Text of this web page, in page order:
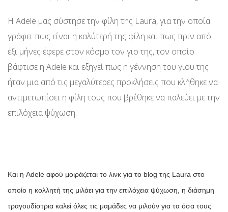
H Adele μας σύστησε την φίλη της Laura, για την οποία
γράφει πως είναι η καλύτερή της φίλη και πως πριν από
έξι μήνες έφερε στον κόσμο τον γιο της, τον οποίο
βάφτισε η Adele και εξηγεί πως η γέννηση του γιου της
ήταν μια από τις μεγαλύτερες προκλήσεις που κλήθηκε να
αντιμετωπίσει η φίλη τους που βρέθηκε να παλεύει με την
επιλόχεια ψύχωση.
Και η Adele αφού μοιράζεται το λινκ για το blog της Laura στο
οποίο η κολλητή της μιλάει για την επιλόχεια ψύχωση, η διάσημη
τραγουδίστρια καλεί όλες τις μαμάδες να μιλούν για τα όσα τους